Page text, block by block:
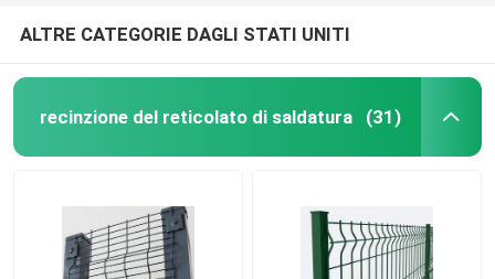
ALTRE CATEGORIE DAGLI STATI UNITI
recinzione del reticolato di saldatura (31)